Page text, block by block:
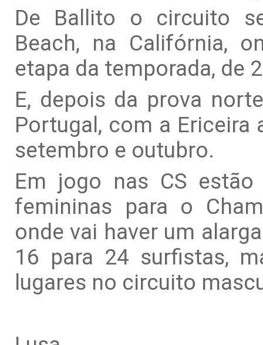
De Ballito o circuito
Beach, na Califórnia,
etapa da temporada, de
E, depois da prova
Portugal, com a Ericeira
setembro e outubro.
Em jogo nas CS
femininas para o
onde vai haver um
16 para 24 surfistas,
lugares no circuito